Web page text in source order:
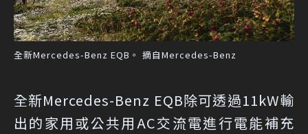
全新Mercedes-Benz EQB。 摘自Mercedes-Benz
全新Mercedes-Benz EQB除可透過11kW輸
出的家用或公共用AC交流電進行電能補充